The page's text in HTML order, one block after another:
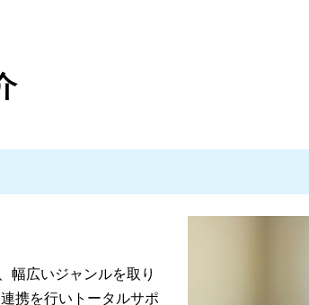
相続 調停 流れ
相続 調停
幅広いジャンルを取り
携を行いトータルサポ